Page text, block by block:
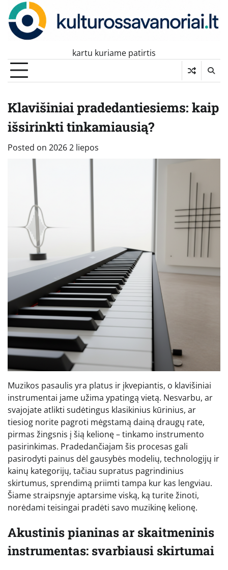
Skip
content
kartu kuriame patirtis
Klavišiniai pradedantiesiems: kaip
išsirinkti tinkamiausią?
Posted on 2026 2 liepos
Muzikos pasaulis yra platus ir įkvepiantis, o klavišiniai
instrumentai jame užima ypatingą vietą. Nesvarbu, ar
svajojate atlikti sudėtingus klasikinius kūrinius, ar
tiesiog norite pagroti mėgstamą dainą draugų rate,
pirmas žingsnis į šią kelionę – tinkamo instrumento
pasirinkimas. Pradedančiajam šis procesas gali
pasirodyti painus dėl gausybės modelių, technologijų ir
kainų kategorijų, tačiau supratus pagrindinius
skirtumus, sprendimą priimti tampa kur kas lengviau.
Šiame straipsnyje aptarsime viską, ką turite žinoti,
norėdami teisingai pradėti savo muzikinę kelionę.
Akustinis pianinas ar skaitmeninis
instrumentas: svarbiausi skirtumai